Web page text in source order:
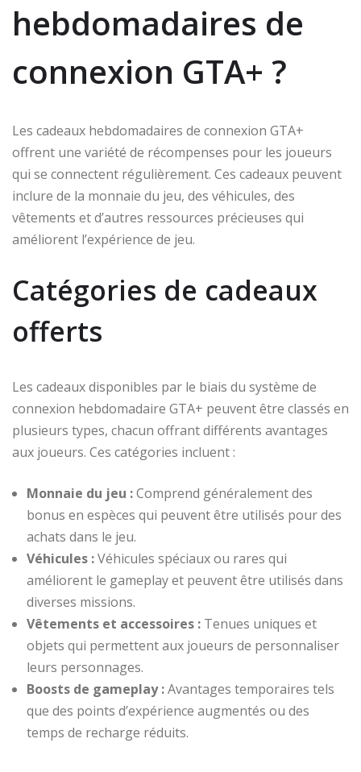
hebdomadaires de
connexion GTA+ ?
Les cadeaux hebdomadaires de connexion GTA+
offrent une variété de récompenses pour les joueurs
qui se connectent régulièrement. Ces cadeaux peuvent
inclure de la monnaie du jeu, des véhicules, des
vêtements et d’autres ressources précieuses qui
améliorent l’expérience de jeu.
Catégories de cadeaux
offerts
Les cadeaux disponibles par le biais du système de
connexion hebdomadaire GTA+ peuvent être classés en
plusieurs types, chacun offrant différents avantages
aux joueurs. Ces catégories incluent :
Monnaie du jeu :Comprend généralement des
bonus en espèces qui peuvent être utilisés pour des
achats dans le jeu.
Véhicules :Véhicules spéciaux ou rares qui
améliorent le gameplay et peuvent être utilisés dans
diverses missions.
Vêtements et accessoires : Tenues uniques et
objets qui permettent aux joueurs de personnaliser
leurs personnages.
Boosts de gameplay :Avantages temporaires tels
que des points d’expérience augmentés ou des
temps de recharge réduits.